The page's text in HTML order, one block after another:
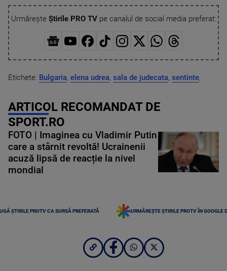
Urmărește Știrile PRO TVpe canalul de social media preferat:
Etichete: Bulgaria, elena udrea, sala de judecata, sentinte,
ARTICOL RECOMANDAT DE
SPORT.RO
FOTO | Imaginea cu Vladimir Putin
care a stârnit revoltă! Ucrainenii
acuză lipsă de reacție la nivel
mondial
ȘTIRILE PROTV CA SURSĂ PREFERATĂ URMĂREȘTE ȘTIRILE PROTV ÎN GOOGLE